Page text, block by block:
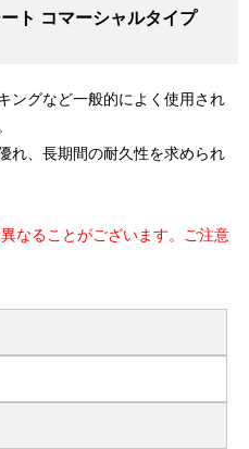
ト コマーシャルタイプ
ングなど一般的によく使用され
れ、長期間の耐久性を求められ
なることがございます。ご注意